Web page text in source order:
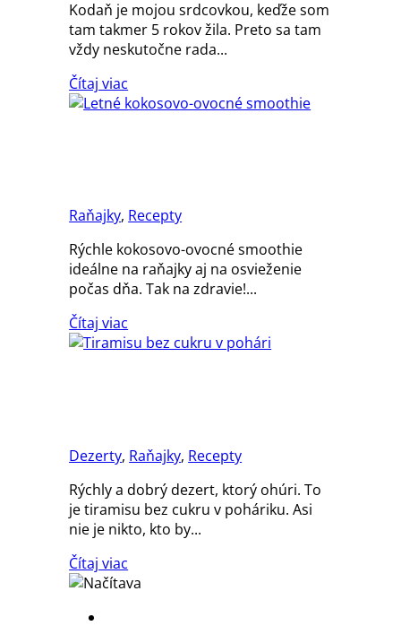
Kodaň je mojou srdcovkou, keďže som
tam takmer 5 rokov žila. Preto sa tam
vždy neskutočne rada...
Čítaj viac
Raňajky, Recepty
Rýchle kokosovo-ovocné smoothie
ideálne na raňajky aj na osvieženie
počas dňa. Tak na zdravie!...
Čítaj viac
Dezerty, Raňajky, Recepty
Rýchly a dobrý dezert, ktorý ohúri. To
je tiramisu bez cukru v poháriku. Asi
nie je nikto, kto by...
Čítaj viac